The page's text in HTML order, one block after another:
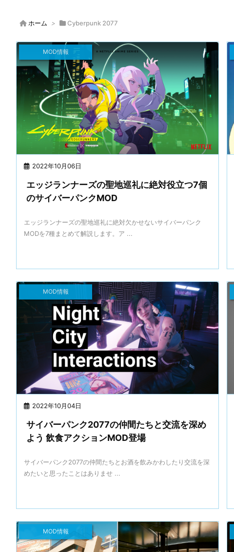
ホーム > Cyberpunk 2077
2022年10月06日
MOD情報
エッジランナーズの聖地巡礼に絶対役立つ7個
のサイバーパンクMOD
エッジランナーズの聖地巡礼に絶対欠かせないサイバーパンク
MODを7種まとめて解説します。ア ...
2022年10月04日
MOD情報
サイバーパンク2077の仲間たちと交流を深め
よう 飲食アクションMOD登場
サイバーパンク2077の仲間たちとお酒を飲みかわしたり交流を深
めたいと思ったことはありませ ...
MOD情報